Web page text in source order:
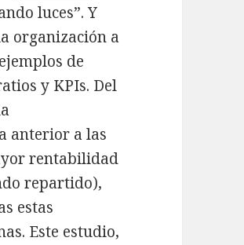
luces”. Y
organización a
de
y KPIs. Del
anterior a las
rentabilidad
repartido),
estas
Este estudio,